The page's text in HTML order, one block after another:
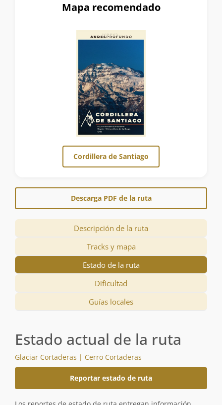
Mapa recomendado
Cordillera de Santiago
Descarga PDF de la ruta
Descripción de la ruta
Tracks y mapa
Estado de la ruta
Dificultad
Guías locales
Estado actual de la ruta
Glaciar Cortaderas | Cerro Cortaderas
Reportar estado de ruta